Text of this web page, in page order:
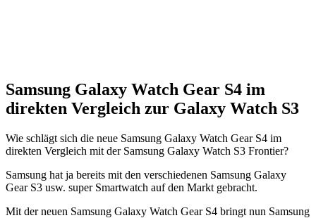
Samsung Galaxy Watch Gear S4 im
direkten Vergleich zur Galaxy Watch S3
Wie schlägt sich die neue Samsung Galaxy Watch Gear S4 im
direkten Vergleich mit der Samsung Galaxy Watch S3 Frontier?
Samsung hat ja bereits mit den verschiedenen Samsung Galaxy
Gear S3 usw. super Smartwatch auf den Markt gebracht.
Mit der neuen Samsung Galaxy Watch Gear S4 bringt nun Samsung